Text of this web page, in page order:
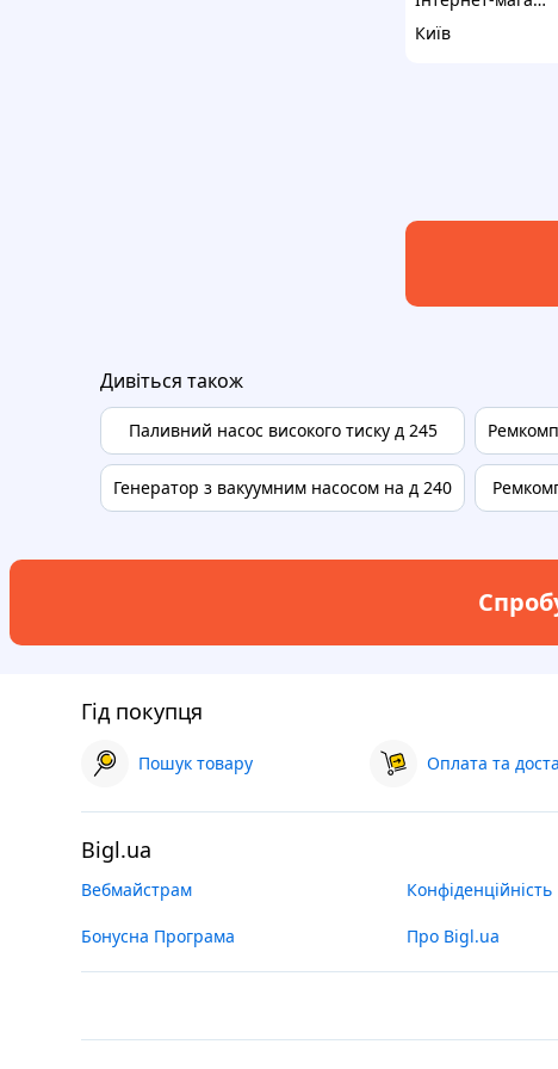
Київ
Дивіться також
Паливний насос високого тиску д 245
Генератор з вакуумним насосом на д 240
Гід покупця
Пошук товару Оплата та
Bigl.ua
Вебмайстрам Конфіденційність
Бонусна Програма Про Bigl.ua